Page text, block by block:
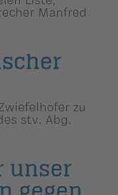
Manfred
zu
stv. Abg.
unser